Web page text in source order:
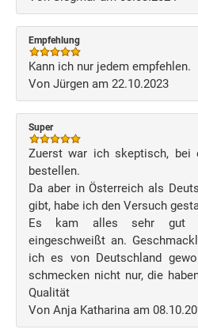
Empfehlung
Kann ich nur jedem empfehlen.
Von Jürgen am 22.10.2023
Super
Zuerst war ich skeptisch, bei
bestellen.
Da aber in Österreich als
gibt, habe ich den Versuch
Es kam alles sehr gut
eingeschweißt an.
ich es von Deutschland
schmecken nicht nur, die
Qualität
Von Anja Katharina am